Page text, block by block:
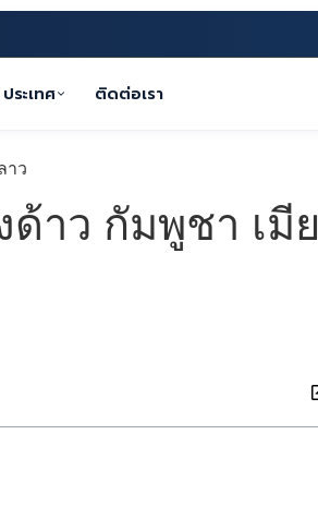
ประเทศ ติดต่อเรา
าว กัมพูชา เมีย